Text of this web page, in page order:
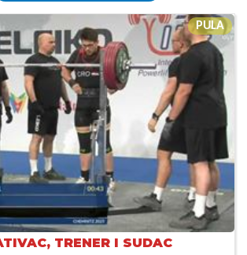
PULA
TRENER I SUDAC